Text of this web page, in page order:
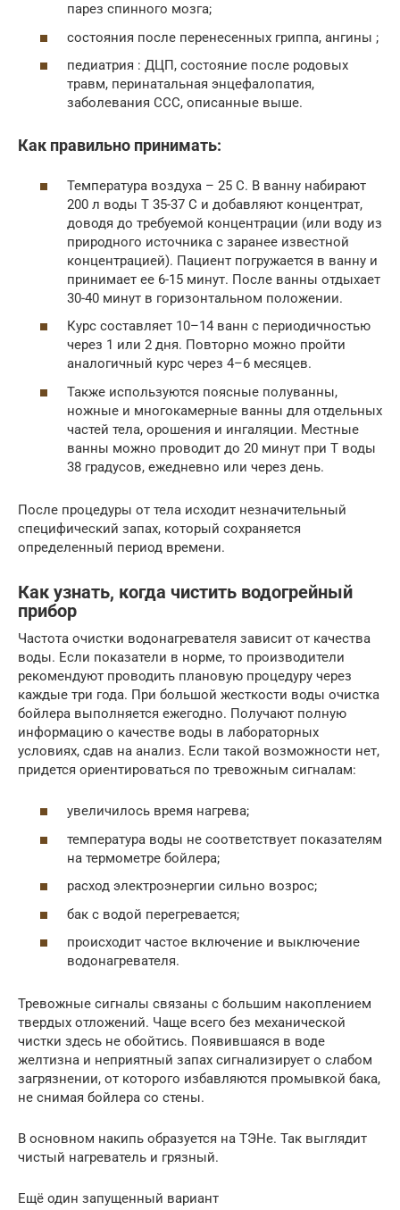
парез спинного мозга;
состояния после перенесенных гриппа, ангины ;
педиатрия : ДЦП, состояние после родовых
травм, перинатальная энцефалопатия,
заболевания ССС, описанные выше.
Как правильно принимать:
Температура воздуха – 25 С. В ванну набирают
200 л воды T 35-37 С и добавляют концентрат,
доводя до требуемой концентрации (или воду из
природного источника с заранее известной
концентрацией). Пациент погружается в ванну и
принимает ее 6-15 минут. После ванны отдыхает
30-40 минут в горизонтальном положении.
Курс составляет 10–14 ванн с периодичностью
через 1 или 2 дня. Повторно можно пройти
аналогичный курс через 4–6 месяцев.
Также используются поясные полуванны,
ножные и многокамерные ванны для отдельных
частей тела, орошения и ингаляции. Местные
ванны можно проводит до 20 минут при Т воды
38 градусов, ежедневно или через день.
После процедуры от тела исходит незначительный
специфический запах, который сохраняется
определенный период времени.
Как узнать, когда чистить водогрейный
прибор
Частота очистки водонагревателя зависит от качества
воды. Если показатели в норме, то производители
рекомендуют проводить плановую процедуру через
каждые три года. При большой жесткости воды очистка
бойлера выполняется ежегодно. Получают полную
информацию о качестве воды в лабораторных
условиях, сдав на анализ. Если такой возможности нет,
придется ориентироваться по тревожным сигналам:
увеличилось время нагрева;
температура воды не соответствует показателям
на термометре бойлера;
расход электроэнергии сильно возрос;
бак с водой перегревается;
происходит частое включение и выключение
водонагревателя.
Тревожные сигналы связаны с большим накоплением
твердых отложений. Чаще всего без механической
чистки здесь не обойтись. Появившаяся в воде
желтизна и неприятный запах сигнализирует о слабом
загрязнении, от которого избавляются промывкой бака,
не снимая бойлера со стены.
В основном накипь образуется на ТЭНе. Так выглядит
чистый нагреватель и грязный.
Ещё один запущенный вариант